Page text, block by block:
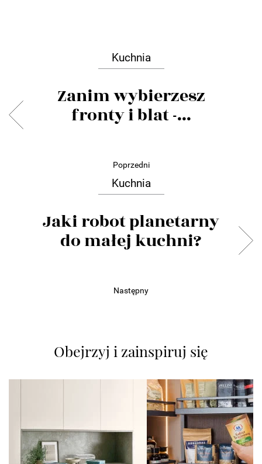
Kuchnia
Zanim wybierzesz
fronty i blat -...
Poprzedni
Kuchnia
Jaki robot planetarny
do małej kuchni?
Następny
Obejrzyj i zainspiruj się